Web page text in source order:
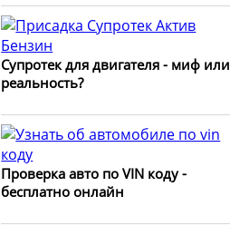
Супротек для двигателя - миф или
реальность?
Проверка авто по VIN коду -
бесплатно онлайн